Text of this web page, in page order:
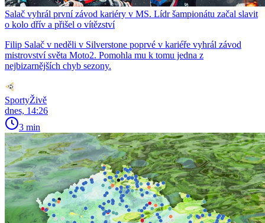
Salač vyhrál první závod kariéry v MS. Lídr šampionátu začal slavit
o kolo dřív a přišel o vítězství
Filip Salač v neděli v Silverstone poprvé v kariéře vyhrál závod
mistrovství světa Moto2. Pomohla mu k tomu jedna z
nejbizarnějších chyb sezony.
SportyŽivě
dnes, 14:26
3 min